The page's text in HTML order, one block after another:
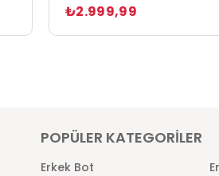
₺2.999,99
POPÜLER KATEGORİLER
Erkek Bot